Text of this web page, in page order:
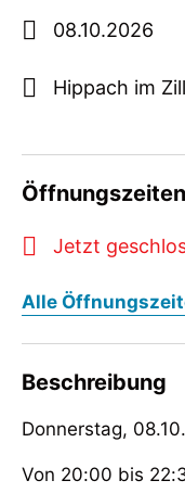
08.10.2026
Hippach im
Öffnungszeiten
Jetzt
Alle
Beschreibung
Donnerstag,
Von 20:00 bis